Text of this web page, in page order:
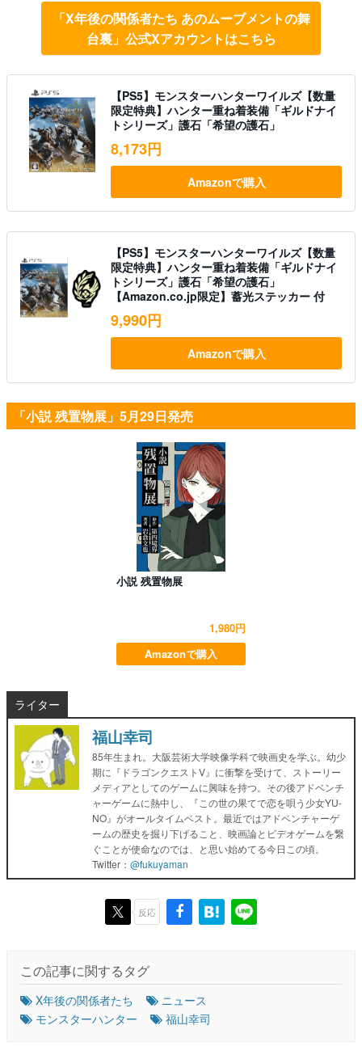
「X年後の関係者たち あのムーブメントの舞
台裏」公式Xアカウントはこちら
【PS5】モンスターハンターワイルズ【数量
限定特典】ハンター重ね着装備「ギルドナイ
トシリーズ」護石「希望の護石」
8,173円
Amazonで購入
【PS5】モンスターハンターワイルズ【数量
限定特典】ハンター重ね着装備「ギルドナイ
トシリーズ」護石「希望の護石」
【Amazon.co.jp限定】蓄光ステッカー 付
9,990円
Amazonで購入
「小説 残置物展」5月29日発売
小説 残置物展
1,980円
Amazonで購入
ライター
福山幸司
85年生まれ。大阪芸術大学映像学科で映画史を学ぶ。幼少
期に『ドラゴンクエストV』に衝撃を受けて、ストーリー
メディアとしてのゲームに興味を持つ。その後アドベンチ
ャーゲームに熱中し、『この世の果てで恋を唄う少女YU-
NO』がオールタイムベスト。最近ではアドベンチャーゲ
ームの歴史を掘り下げること、映画論とビデオゲームを繋
ぐことが使命なのでは、と思い始めてる今日この頃。
Twitter： @fukuyaman
反応
この記事に関するタグ
X年後の関係者たち
ニュース
モンスターハンター
福山幸司